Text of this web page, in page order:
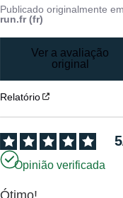
Publicado originalmente
run.fr (fr)
Ver a avaliação
original
Relatório
5
Opinião verificada